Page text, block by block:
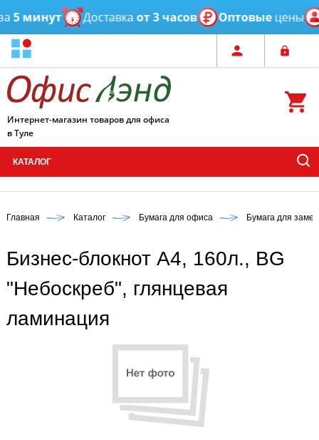
Доставкаот 3 часов Оптовыецены
Интернет-магазин товаров для офиса
в Туле
КАТАЛОГ
Главная Каталог Бумага для офиса Бумага для
Бизнес-блокнот А4, 160л., BG
"Небоскреб", глянцевая
ламинация